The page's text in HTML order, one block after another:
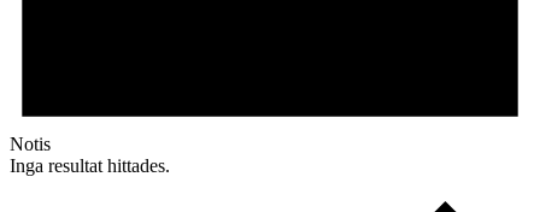
Notis
Inga resultat hittades.